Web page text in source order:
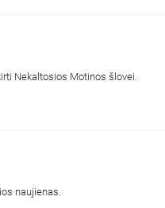
Nekaltosios Motinos šlovei.
naujienas.